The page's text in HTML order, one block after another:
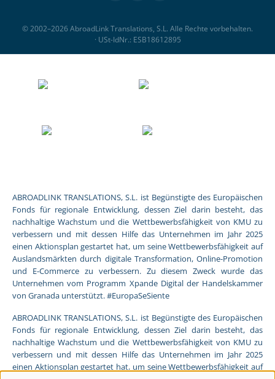
© 2002–2026 AbroadLink Translations, S.L. Alle Rechte vorbehalten.
· USt-IdNr.: ESB18612895
ABROADLINK TRANSLATIONS, S.L. ist Begünstigte des Europäischen
Fonds für regionale Entwicklung, dessen Ziel darin besteht, das
nachhaltige Wachstum und die Wettbewerbsfähigkeit von KMU zu
verbessern und mit dessen Hilfe das Unternehmen im Jahr 2025
einen Aktionsplan gestartet hat, um seine Wettbewerbsfähigkeit auf
Auslandsmärkten durch digitale Transformation, Online-Promotion
und E-Commerce zu verbessern. Zu diesem Zweck wurde das
Unternehmen vom Programm Xpande Digital der Handelskammer
von Granada unterstützt. #EuropaSeSiente
ABROADLINK TRANSLATIONS, S.L. ist Begünstigte des Europäischen
Fonds für regionale Entwicklung, dessen Ziel darin besteht, das
nachhaltige Wachstum und die Wettbewerbsfähigkeit von KMU zu
verbessern und mit dessen Hilfe das Unternehmen im Jahr 2025
einen Aktionsplan gestartet hat, um seine Wettbewerbsfähigkeit auf